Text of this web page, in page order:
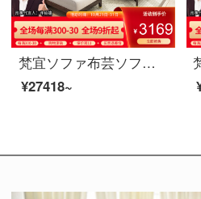
梵宜ソファ布芸ソファアメリカ式の軽い贅沢なソファーの単三人の大きさの戸形の実木の1+2+3ソファーの組み合わせの客間の逸品の家具の3人の位
¥27418~